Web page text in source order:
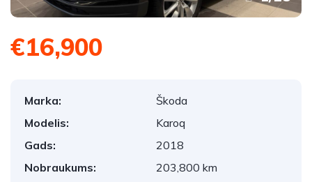
€16,900
Marka:
Škoda
Modelis:
Karoq
Gads:
2018
Nobraukums:
203,800 km